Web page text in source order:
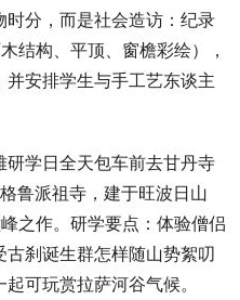
分，而是社会造访：纪录
结构、平顶、窗檐彩绘），
安排学生与手工艺东谈主
学日全天包车前去甘丹寺
鲁派祖寺，建于旺波日山
之作。研学要点：体验僧侣
刹诞生群怎样随山势絮叨
可玩赏拉萨河谷气候。